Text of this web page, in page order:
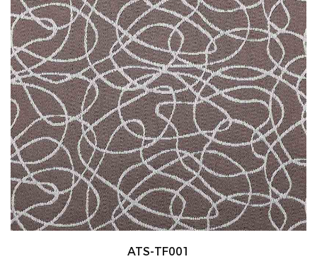
ATS-TF001